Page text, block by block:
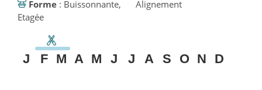
Forme : Buissonnante,
Etagée
Alignement
J F M A M J J A S O N D